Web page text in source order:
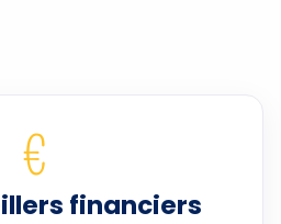
€
financiers